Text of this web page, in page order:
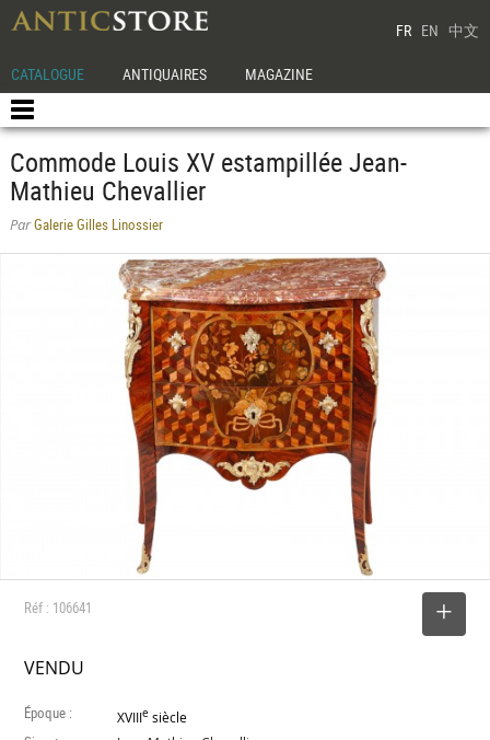
FR EN 中文
CATALOGUE ANTIQUAIRES MAGAZINE
Commode Louis XV estampillée Jean-
Mathieu Chevallier
ParGalerie Gilles Linossier
Réf : 106641
VENDU
Époque : XVIIIe siècle